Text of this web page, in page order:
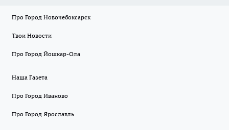
Про Город Новочебоксарск
Твои Новости
Про Город Йошкар-Ола
Наша Газета
Про Город Иваново
Про Город Ярославль